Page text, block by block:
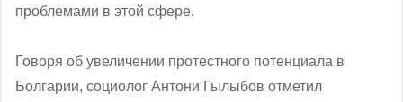
проблемами в этой сфере.
Говоря об увеличении протестного потенциала в
Болгарии, социолог Антони Гылыбов отметил